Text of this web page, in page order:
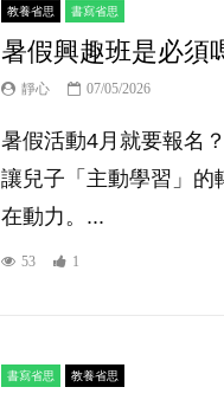
教養省思 書寫省思
暑假興趣班是必須
靜心 07/05/2026
暑假活動4月就要報名
讓兒子「主動學習」的
在動力。...
53 1
書寫省思 教養省思